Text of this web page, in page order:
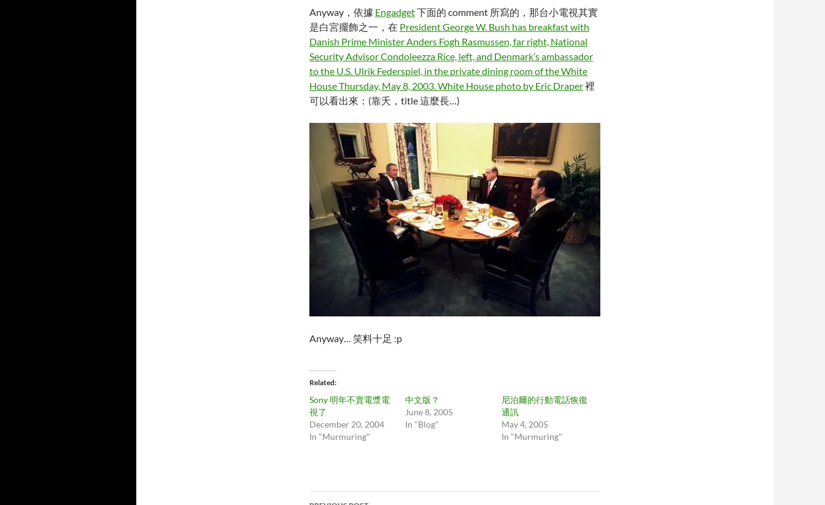
Anyway，依據 Engadget下面的 comment 所寫的，那台小電視其實
是白宮擺飾之一，在 President George W. Bush has breakfast with
Danish Prime Minister Anders Fogh Rasmussen, far right, National
Security Advisor Condoleezza Rice, left, and Denmark’s ambassador
to the U.S. Ulrik Federspiel, in the private dining room of the White
House Thursday, May 8, 2003. White House photo by Eric Draper裡
可以看出來：(靠夭，title 這麼長…)
Anyway… 笑料十足 :p
Related
Sony 明年不賣電漿電
視了
December 20, 2004
In "Murmuring"
中文版？
June 8, 2005
In "Blog"
尼泊爾的行動電話恢復
通訊
May 4, 2005
In "Murmuring"
Post